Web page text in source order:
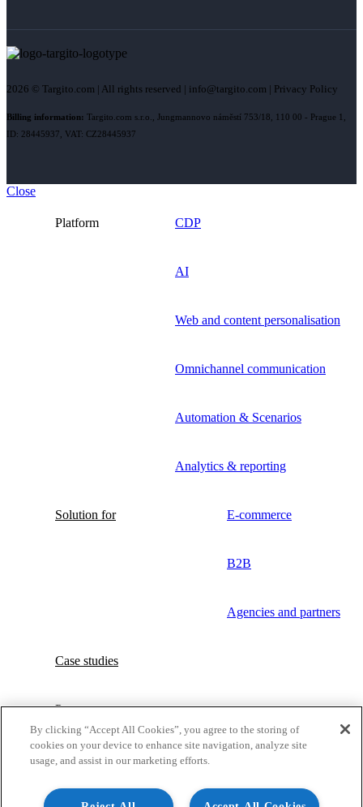
2026 © Targito.com | All rights reserved | info@targito.com | Privacy Policy
Billing information: Targito.com s.r.o., Jungmannovo náměstí 753/18, 110 00 - Prague 1,
ID: 28445937, VAT: CZ28445937
Close
Platform CDP
AI
Web and content personalisation
Omnichannel communication
Automation & Scenarios
Analytics & reporting
Solution for E-commerce
B2B
Agencies and partners
Case studies
Partners
About us
By clicking “Accept All Cookies”, you agree to the storing of
cookies on your device to enhance site navigation, analyze site
usage, and assist in our marketing efforts.